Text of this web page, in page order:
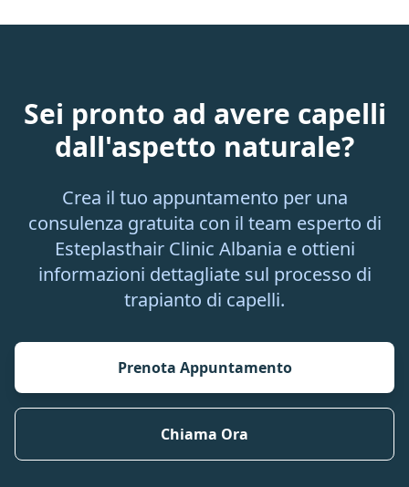
Sei pronto ad avere capelli
dall'aspetto naturale?
Crea il tuo appuntamento per una
consulenza gratuita con il team esperto di
Esteplasthair Clinic Albania e ottieni
informazioni dettagliate sul processo di
trapianto di capelli.
Prenota Appuntamento
Chiama Ora